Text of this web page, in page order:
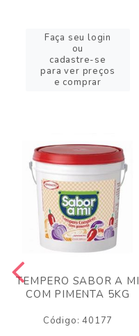
Faça seu login
ou
cadastre-se
para ver preços
e comprar
TEMPERO SABOR A MI
COM PIMENTA 5KG
Código: 40177